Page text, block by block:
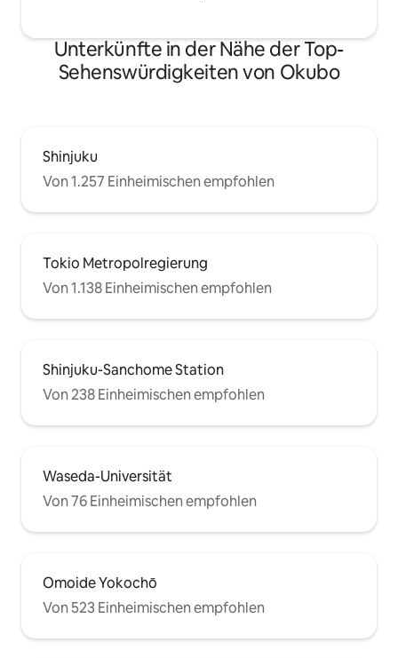
Unterkünfte in der Nähe der Top-
Sehenswürdigkeiten von Okubo
Shinjuku
Von 1.257 Einheimischen empfohlen
Tokio Metropolregierung
Von 1.138 Einheimischen empfohlen
Shinjuku-Sanchome Station
Von 238 Einheimischen empfohlen
Waseda-Universität
Von 76 Einheimischen empfohlen
Omoide Yokochō
Von 523 Einheimischen empfohlen